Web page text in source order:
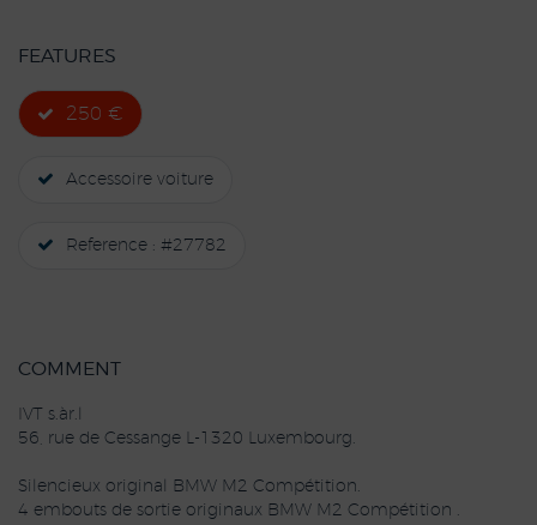
FEATURES
250 €
Accessoire voiture
Reference : #27782
COMMENT
IVT s.àr.l
56, rue de Cessange L-1320 Luxembourg.
Silencieux original BMW M2 Compétition.
4 embouts de sortie originaux BMW M2 Compétition .